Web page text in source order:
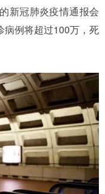
新冠肺炎疫情通报会
病例将超过100万，死